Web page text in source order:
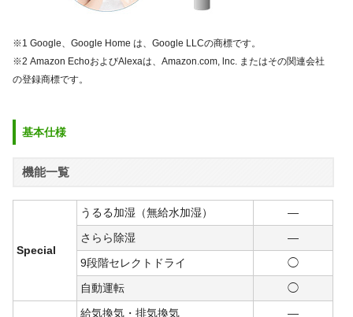
※1 Google、Google Home は、Google LLCの商標です。
※2 Amazon EchoおよびAlexaは、Amazon.com, lnc. またはその関連会社
の登録商標です。
基本仕様
機能一覧
Special
うるる加湿（無給水加湿）
―
さらら除湿
―
9段階セレクトドライ
◯
自動運転
◯
給気換気・排気換気
―